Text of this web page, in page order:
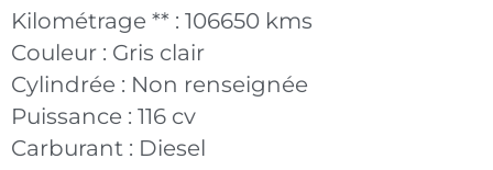
Kilométrage ** : 106650 kms
Couleur : Gris clair
Cylindrée : Non renseignée
Puissance : 116 cv
Carburant : Diesel